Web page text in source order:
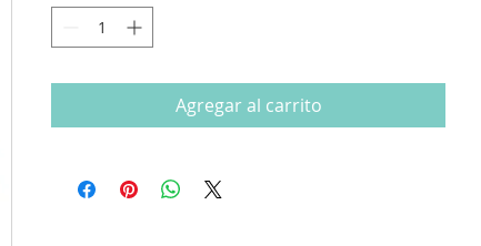
Agregar al carrito